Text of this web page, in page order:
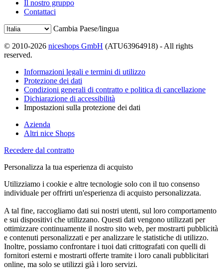
Il nostro gruppo
Contattaci
Cambia Paese/lingua
© 2010-2026 niceshops GmbH (ATU63964918) - All rights
reserved.
Informazioni legali e termini di utilizzo
Protezione dei dati
Condizioni generali di contratto e politica di cancellazione
Dichiarazione di accessibilità
Impostazioni sulla protezione dei dati
Azienda
Altri nice Shops
Recedere dal contratto
Personalizza la tua esperienza di acquisto
Utilizziamo i cookie e altre tecnologie solo con il tuo consenso
individuale per offrirti un'esperienza di acquisto personalizzata.
A tal fine, raccogliamo dati sui nostri utenti, sul loro comportamento
e sui dispositivi che utilizzano. Questi dati vengono utilizzati per
ottimizzare continuamente il nostro sito web, per mostrarti pubblicità
e contenuti personalizzati e per analizzare le statistiche di utilizzo.
Inoltre, possiamo confrontare i tuoi dati crittografati con quelli di
fornitori esterni e mostrarti offerte tramite i loro canali pubblicitari
online, ma solo se utilizzi già i loro servizi.